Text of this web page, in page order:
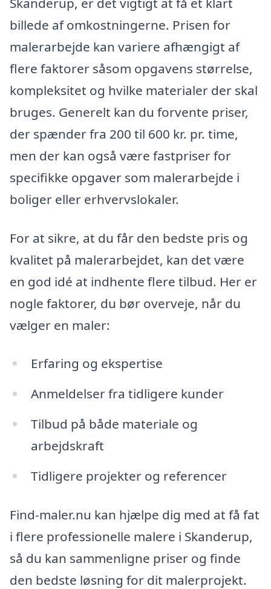
billede af omkostningerne. Prisen for
malerarbejde kan variere afhængigt af
flere faktorer såsom opgavens størrelse,
kompleksitet og hvilke materialer der skal
bruges. Generelt kan du forvente priser,
der spænder fra 200 til 600 kr. pr. time,
men der kan også være fastpriser for
specifikke opgaver som malerarbejde i
boliger eller erhvervslokaler.
For at sikre, at du får den bedste pris og
kvalitet på malerarbejdet, kan det være
en god idé at indhente flere tilbud. Her er
nogle faktorer, du bør overveje, når du
vælger en maler:
Erfaring og ekspertise
Anmeldelser fra tidligere kunder
Tilbud på både materiale og
arbejdskraft
Tidligere projekter og referencer
Find-maler.nu kan hjælpe dig med at få fat
i flere professionelle malere i Skanderup,
så du kan sammenligne priser og finde
den bedste løsning for dit malerprojekt.